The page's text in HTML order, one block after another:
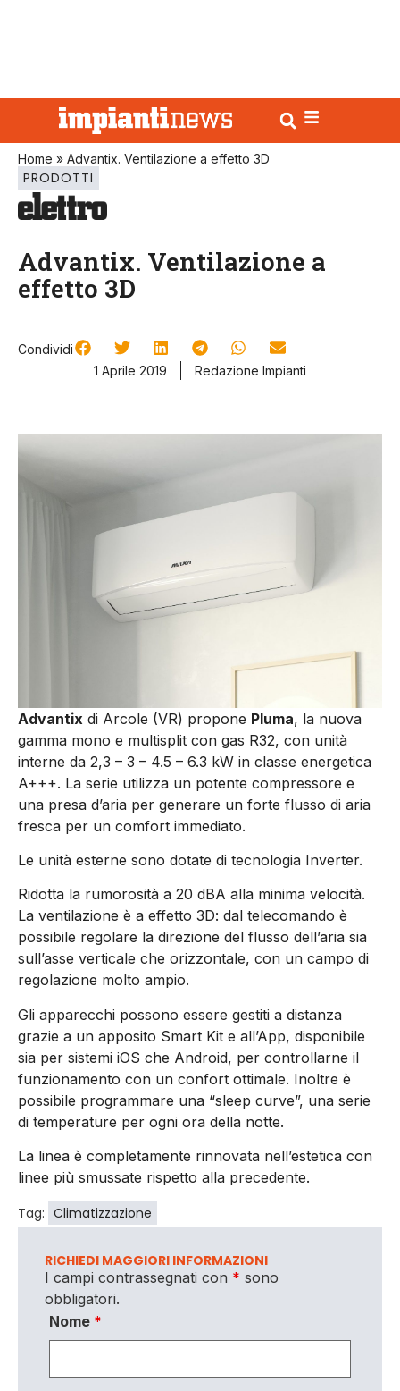
Home » Advantix. Ventilazione a effetto 3D
PRODOTTI
Advantix. Ventilazione a
effetto 3D
Condividi
1 Aprile 2019
Redazione Impianti
Advantix di Arcole (VR) propone Pluma, la nuova
gamma mono e multisplit con gas R32, con unità
interne da 2,3 – 3 – 4.5 – 6.3 kW in classe energetica
A+++. La serie utilizza un potente compressore e
una presa d’aria per generare un forte flusso di aria
fresca per un comfort immediato.
Le unità esterne sono dotate di tecnologia Inverter.
Ridotta la rumorosità a 20 dBA alla minima velocità.
La ventilazione è a effetto 3D: dal telecomando è
possibile regolare la direzione del flusso dell’aria sia
sull’asse verticale che orizzontale, con un campo di
regolazione molto ampio.
Gli apparecchi possono essere gestiti a distanza
grazie a un apposito Smart Kit e all’App, disponibile
sia per sistemi iOS che Android, per controllarne il
funzionamento con un confort ottimale. Inoltre è
possibile programmare una “sleep curve”, una serie
di temperature per ogni ora della notte.
La linea è completamente rinnovata nell’estetica con
linee più smussate rispetto alla precedente.
Tag: Climatizzazione
RICHIEDI MAGGIORI INFORMAZIONI
I campi contrassegnati con * sono
obbligatori.
Nome *